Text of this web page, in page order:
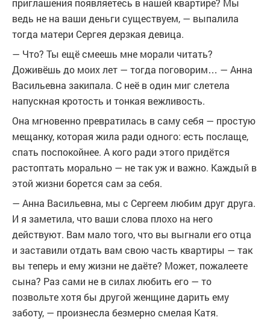
приглашения появляетесь в нашей квартире? Мы
ведь не на ваши деньги существуем, — выпалила
тогда матери Сергея дерзкая девица.
— Что? Ты ещё смеешь мне морали читать?
Доживёшь до моих лет — тогда поговорим… — Анна
Васильевна закипала. С неё в один миг слетела
напускная кротость и тонкая вежливость.
Она мгновенно превратилась в саму себя — простую
мещанку, которая жила ради одного: есть послаще,
спать поспокойнее. А кого ради этого придётся
растоптать морально — не так уж и важно. Каждый в
этой жизни борется сам за себя.
— Анна Васильевна, мы с Сергеем любим друг друга.
И я заметила, что ваши слова плохо на него
действуют. Вам мало того, что вы выгнали его отца
и заставили отдать вам свою часть квартиры — так
вы теперь и ему жизни не даёте? Может, пожалеете
сына? Раз сами не в силах любить его — то
позвольте хотя бы другой женщине дарить ему
заботу, — произнесла безмерно смелая Катя.